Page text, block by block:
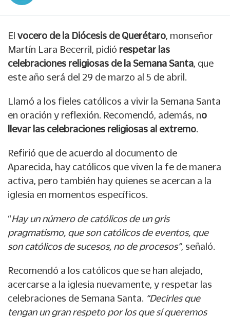
El vocero de la Diócesis de Querétaro, monseñor
Martín Lara Becerril, pidió respetar las
celebraciones religiosas de la Semana Santa, que
este año será del 29 de marzo al 5 de abril.
Llamó a los fieles católicos a vivir la Semana Santa
en oración y reflexión. Recomendó, además, no
llevar las celebraciones religiosas al extremo.
Refirió que de acuerdo al documento de
Aparecida, hay católicos que viven la fe de manera
activa, pero también hay quienes se acercan a la
iglesia en momentos específicos.
“Hay un número de católicos de un gris
pragmatismo, que son católicos de eventos, que
son católicos de sucesos, no de procesos”, señaló.
Recomendó a los católicos que se han alejado,
acercarse a la iglesia nuevamente, y respetar las
celebraciones de Semana Santa. “Decirles que
tengan un gran respeto por los que sí queremos